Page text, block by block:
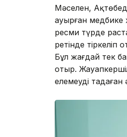
Мәселен,
ауырған медбике
ресми түрде
ретінде
Бұл жағдай тек
отыр.
елемеуді